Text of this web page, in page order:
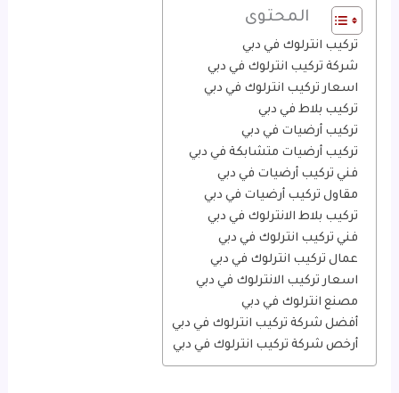
المحتوى
تركيب انترلوك في دبي
شركة تركيب انترلوك في دبي
اسعار تركيب انترلوك في دبي
تركيب بلاط في دبي
تركيب أرضيات في دبي
تركيب أرضيات متشابكة في دبي
فني تركيب أرضيات في دبي
مقاول تركيب أرضيات في دبي
تركيب بلاط الانترلوك في دبي
فني تركيب انترلوك في دبي
عمال تركيب انترلوك في دبي
اسعار تركيب الانترلوك في دبي
مصنع انترلوك في دبي
أفضل شركة تركيب انترلوك في دبي
أرخص شركة تركيب انترلوك في دبي